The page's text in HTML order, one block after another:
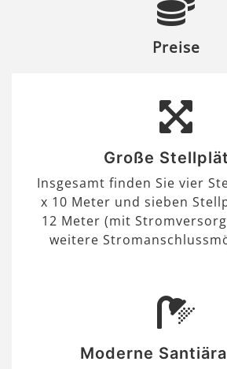
Preise
Große
Insgesamt finden Sie vier
x 10 Meter und sieben
12 Meter (mit
weitere
Moderne